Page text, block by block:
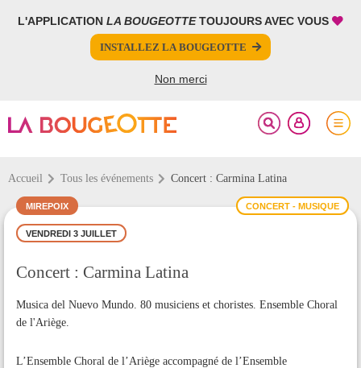
L'APPLICATION LA BOUGEOTTETOUJOURS AVEC VOUS
INSTALLEZ LA BOUGEOTTE
Non merci
Accueil Tous les événements Concert : Carmina Latina
CONCERT - MUSIQUE
MIREPOIX
VENDREDI 3 JUILLET
Concert : Carmina Latina
Musica del Nuevo Mundo. 80 musiciens et choristes. Ensemble Choral
de l'Ariège.
L’Ensemble Choral de l’Ariège accompagné de l’Ensemble
FERMER
PARTAGER
FERMER
Votre inscription à la newsletter a été effectuée.